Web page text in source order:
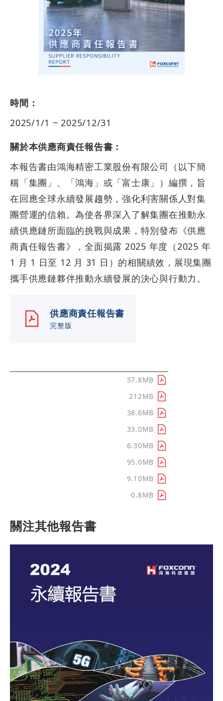
時間：
2025/1/1 ~ 2025/12/31
關於本供應商責任報告書：
本報告書由鴻海精密工業股份有限公司（以下簡
稱「集團」、「鴻海」或「富士康」）編撰，旨
在回應全球永續發展趨勢，強化利害關係人對集
團營運的信賴。為使各界深入了解集團在推動永
續供應鏈所面臨的挑戰與成果，特別發布《供應
商責任報告書》，全面揭露 2025 年度（2025 年
1 月 1 日至 12 月 31 日）的相關績效，展現集團
攜手供應鏈夥伴推動永續發展的決心與行動力。
供應商責任報告書
完整版
57.8MB
212MB
38.6MB
33.0MB
6.30MB
95.0MB
9.10MB
0.8MB
關注其他報告書